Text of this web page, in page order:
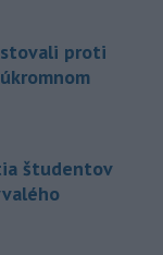
proti
študentov